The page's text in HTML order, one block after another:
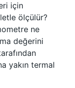
için
ölçülür?
ne
değerini
yakın termal